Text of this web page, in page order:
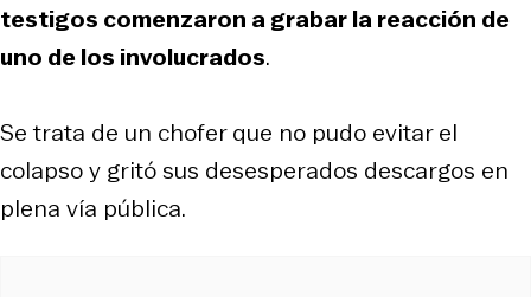
testigos comenzaron a grabar la reacción de
uno de los involucrados.
Se trata de un chofer que no pudo evitar el
colapso y gritó sus desesperados descargos en
plena vía pública.